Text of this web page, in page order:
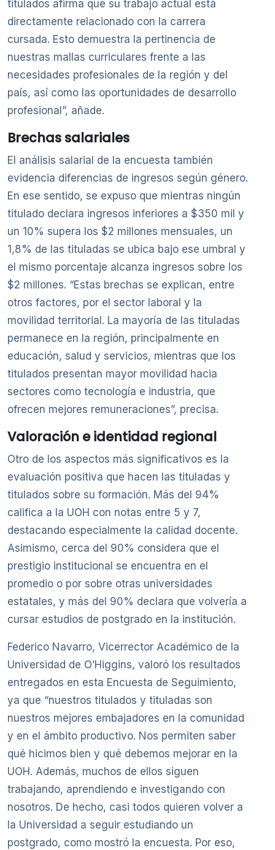
titulados afirma que su trabajo actual está
directamente relacionado con la carrera
cursada. Esto demuestra la pertinencia de
nuestras mallas curriculares frente a las
necesidades profesionales de la región y del
país, así como las oportunidades de desarrollo
profesional”, añade.
Brechas salariales
El análisis salarial de la encuesta también
evidencia diferencias de ingresos según género.
En ese sentido, se expuso que mientras ningún
titulado declara ingresos inferiores a $350 mil y
un 10% supera los $2 millones mensuales, un
1,8% de las tituladas se ubica bajo ese umbral y
el mismo porcentaje alcanza ingresos sobre los
$2 millones. “Estas brechas se explican, entre
otros factores, por el sector laboral y la
movilidad territorial. La mayoría de las tituladas
permanece en la región, principalmente en
educación, salud y servicios, mientras que los
titulados presentan mayor movilidad hacia
sectores como tecnología e industria, que
ofrecen mejores remuneraciones”, precisa.
Valoración e identidad regional
Otro de los aspectos más significativos es la
evaluación positiva que hacen las tituladas y
titulados sobre su formación. Más del 94%
califica a la UOH con notas entre 5 y 7,
destacando especialmente la calidad docente.
Asimismo, cerca del 90% considera que el
prestigio institucional se encuentra en el
promedio o por sobre otras universidades
estatales, y más del 90% declara que volvería a
cursar estudios de postgrado en la institución.
Federico Navarro, Vicerrector Académico de la
Universidad de O’Higgins, valoró los resultados
entregados en esta Encuesta de Seguimiento,
ya que “nuestros titulados y tituladas son
nuestros mejores embajadores en la comunidad
y en el ámbito productivo. Nos permiten saber
qué hicimos bien y qué debemos mejorar en la
UOH. Además, muchos de ellos siguen
trabajando, aprendiendo e investigando con
nosotros. De hecho, casi todos quieren volver a
la Universidad a seguir estudiando un
postgrado, como mostró la encuesta. Por eso,